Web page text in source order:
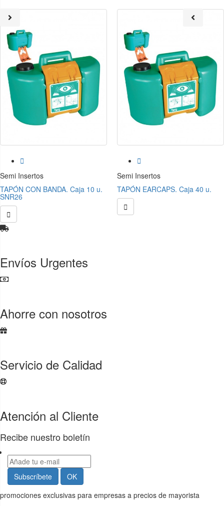

Semi Insertos
TAPÓN CON BANDA. Caja 10 u.
SNR26


Semi Insertos
TAPÓN EARCAPS. Caja 40 u.

Envíos Urgentes
Ahorre con nosotros
Servicio de Calidad
Atención al Cliente
Recibe nuestro boletín
promociones exclusivas para empresas a precios de mayorista